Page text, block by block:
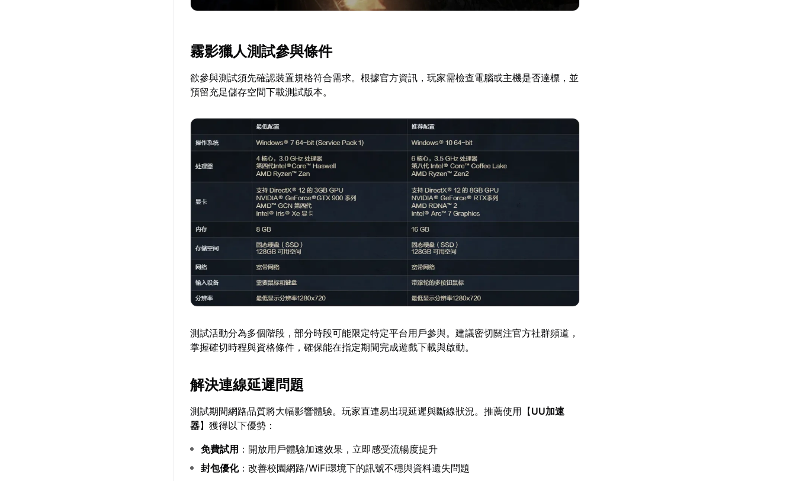
霧影獵人測試參與條件
欲參與測試須先確認裝置規格符合需求。根據官方資訊，玩家需檢查電腦或主機是否達標，並
預留充足儲存空間下載測試版本。
測試活動分為多個階段，部分時段可能限定特定平台用戶參與。建議密切關注官方社群頻道，
掌握確切時程與資格條件，確保能在指定期間完成遊戲下載與啟動。
解決連線延遲問題
測試期間網路品質將大幅影響體驗。玩家直連易出現延遲與斷線狀況。推薦使用【UU加速
器】獲得以下優勢：
免費試用 ：開放用戶體驗加速效果，立即感受流暢度提升
封包優化：改善校園網路/WiFi環境下的訊號不穩與資料遺失問題